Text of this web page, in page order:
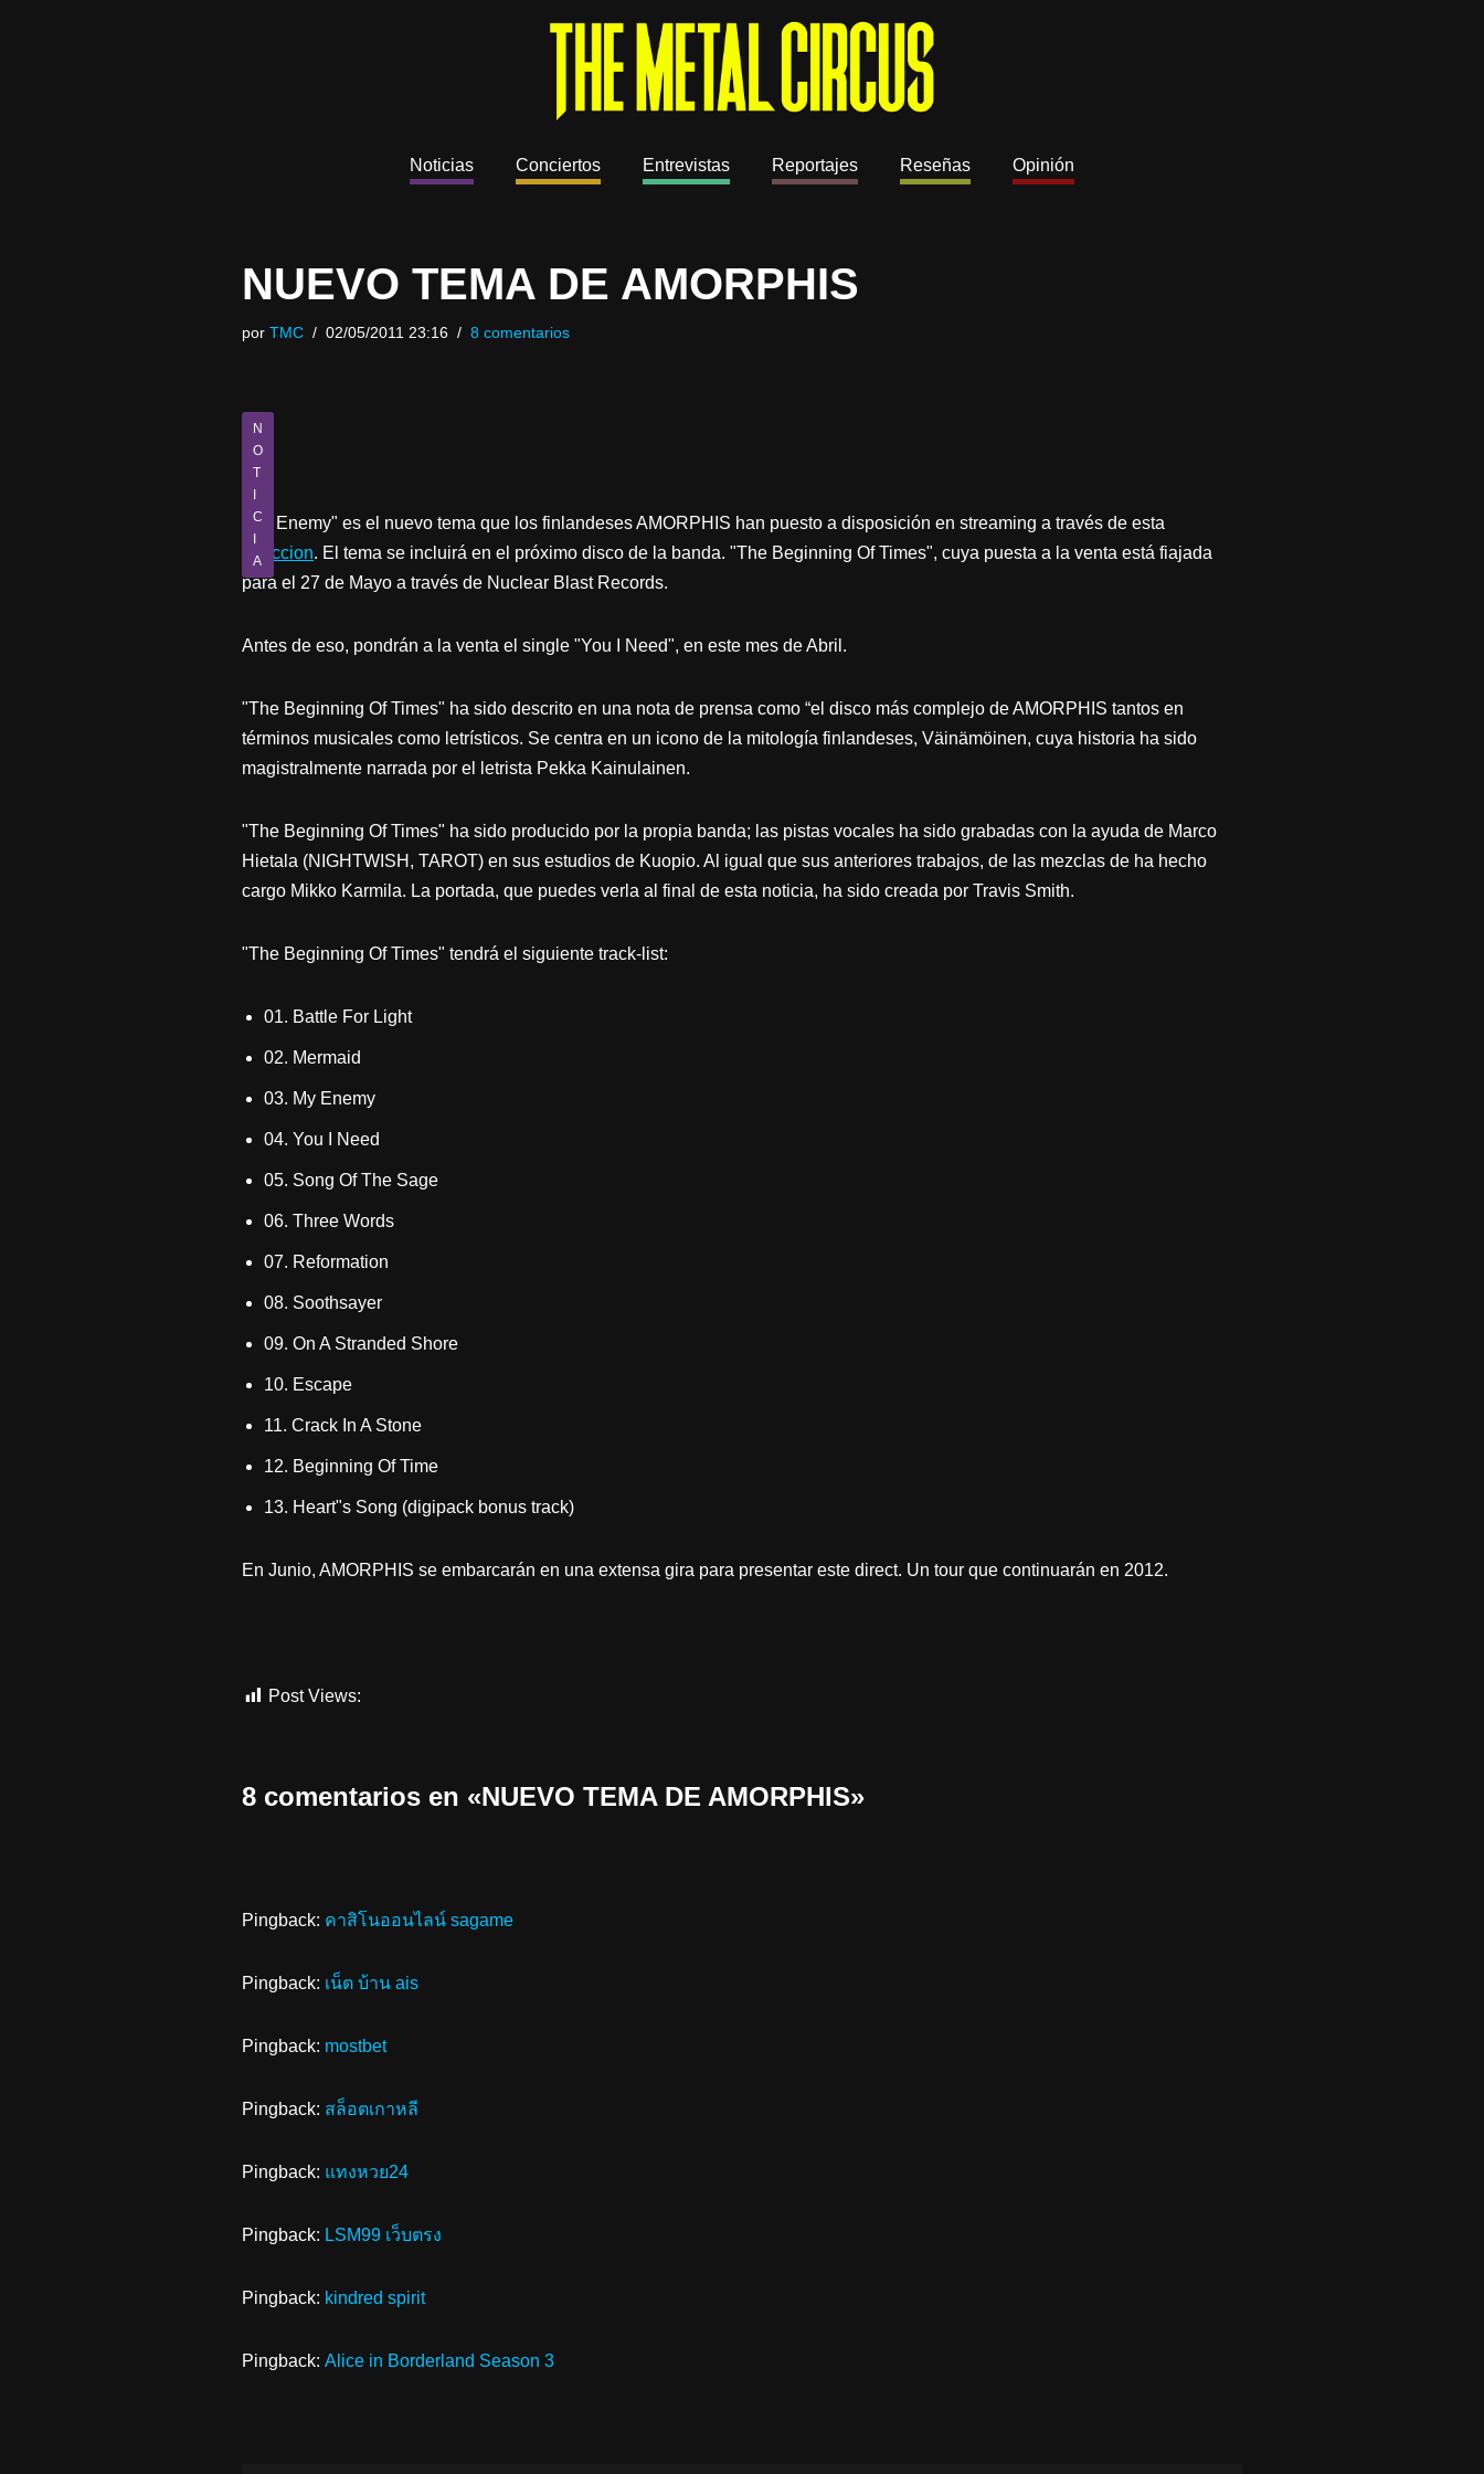
Noticias Conciertos Entrevistas Reportajes Reseñas Opinión
NUEVO TEMA DE AMORPHIS
por TMC 02/05/2011 23:16 8 comentarios
N
O
T
C
A
"My Enemy" es el nuevo tema que los finlandeses AMORPHIS han puesto a disposición en streaming a través de esta
direccion. El tema se incluirá en el próximo disco de la banda. "The Beginning Of Times", cuya puesta a la venta está fiajada
para el 27 de Mayo a través de Nuclear Blast Records.
Antes de eso, pondrán a la venta el single "You I Need", en este mes de Abril.
"The Beginning Of Times" ha sido descrito en una nota de prensa como “el disco más complejo de AMORPHIS tantos en
términos musicales como letrísticos. Se centra en un icono de la mitología finlandeses, Väinämöinen, cuya historia ha sido
magistralmente narrada por el letrista Pekka Kainulainen.
"The Beginning Of Times" ha sido producido por la propia banda; las pistas vocales ha sido grabadas con la ayuda de Marco
Hietala (NIGHTWISH, TAROT) en sus estudios de Kuopio. Al igual que sus anteriores trabajos, de las mezclas de ha hecho
cargo Mikko Karmila. La portada, que puedes verla al final de esta noticia, ha sido creada por Travis Smith.
"The Beginning Of Times" tendrá el siguiente track-list:
01. Battle For Light
02. Mermaid
03. My Enemy
04. You I Need
05. Song Of The Sage
06. Three Words
07. Reformation
08. Soothsayer
09. On A Stranded Shore
10. Escape
11. Crack In A Stone
12. Beginning Of Time
13. Heart"s Song (digipack bonus track)
En Junio, AMORPHIS se embarcarán en una extensa gira para presentar este direct. Un tour que continuarán en 2012.
Post Views:
8 comentarios en «NUEVO TEMA DE AMORPHIS»
Pingback: คาสิโนออนไลน์ sagame
Pingback: เน็ต บ้าน ais
Pingback: mostbet
Pingback: สล็อตเกาหลี
Pingback: แทงหวย24
Pingback: LSM99 เว็บตรง
Pingback: kindred spirit
Pingback: Alice in Borderland Season 3